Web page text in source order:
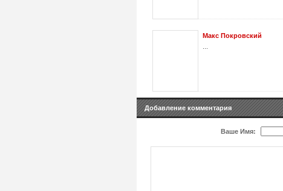
Макс Покровский
Добавление комментария
Ваше Имя: